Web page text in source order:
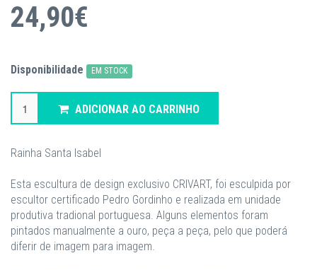
24,90€
Disponibilidade EM STOCK
ADICIONAR AO CARRINHO
Rainha Santa Isabel
Esta escultura de design exclusivo CRIVART, foi esculpida por
escultor certificado Pedro Gordinho e realizada em unidade
produtiva tradional portuguesa. Alguns elementos foram
pintados manualmente a ouro, peça a peça, pelo que poderá
diferir de imagem para imagem.